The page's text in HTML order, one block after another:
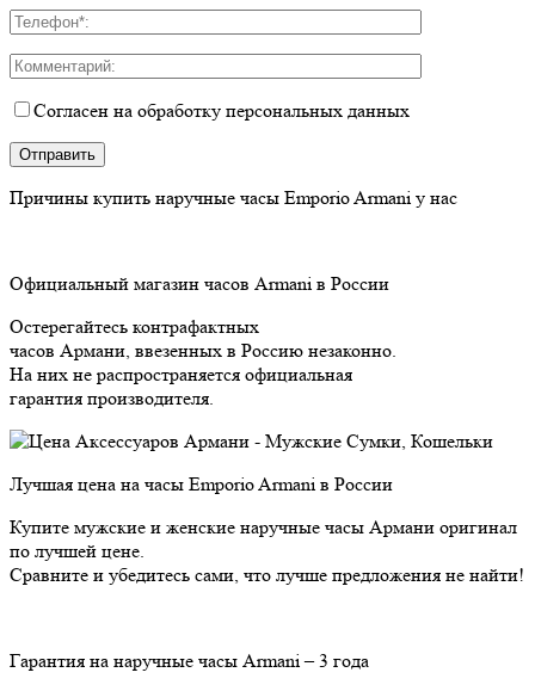
Согласен на обработку персональных данных
Причины купить наручные часы Emporio Armani у нас
Официальный магазин часов Armani в России
Остерегайтесь контрафактных
часов Армани, ввезенных в Россию незаконно.
На них не распространяется официальная
гарантия производителя.
Лучшая цена на часы Emporio Armani в России
Купите мужские и женские наручные часы Армани оригинал
по лучшей цене.
Сравните и убедитесь сами, что лучше предложения не найти!
Гарантия на наручные часы Armani – 3 года